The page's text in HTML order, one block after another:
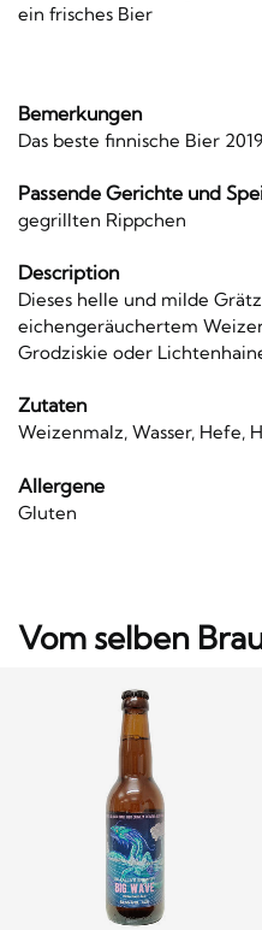
ein frisches Bier
Bemerkungen
Das beste finnische Bier 2019
Passende Gerichte und
gegrillten Rippchen
Description
Dieses helle und milde
eichengeräuchertem
Grodziskie oder
Zutaten
Weizenmalz, Wasser, Hefe,
Allergene
Gluten
Vom selben